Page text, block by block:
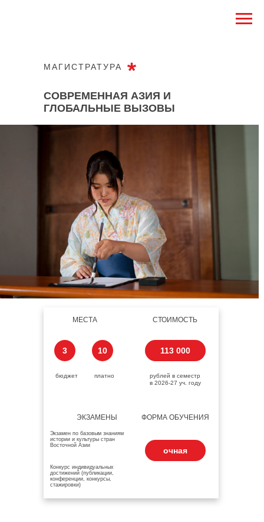
МАГИСТРАТУРА
СОВРЕМЕННАЯ АЗИЯ И
ГЛОБАЛЬНЫЕ ВЫЗОВЫ
МЕСТА СТОИМОСТЬ
ЭКЗАМЕНЫ
113 000
рублей в семестр
в 2026-27 уч. году
3
бюджет
Экзамен по базовым знаниям
истории и культуры стран
Восточной Азии
10
платно
ФОРМА ОБУЧЕНИЯ
очная
Конкурс индивидуальных
достижений (публикации,
конференции, конкурсы,
стажировки)